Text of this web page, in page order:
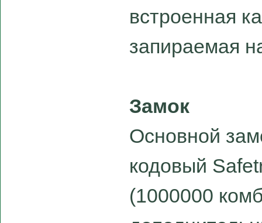
встроенная
запираемая
Замок
Основной
кодовый
(1000000